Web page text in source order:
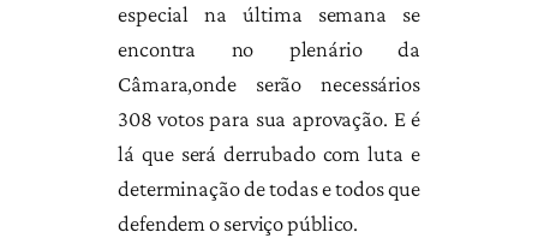
especial na última semana se
encontra no plenário da
Câmara,onde serão necessários
308 votos para sua aprovação. E é
lá que será derrubado com luta e
determinação de todas e todos que
defendem o serviço público.